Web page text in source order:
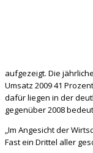
aufgezeigt. Die
Umsatz 2009 41
dafür liegen in der
gegenüber 2008
„Im Angesicht der
Fast ein Drittel aller